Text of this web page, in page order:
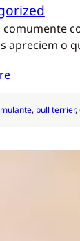
comumente
apreciem o
, bull terrier,